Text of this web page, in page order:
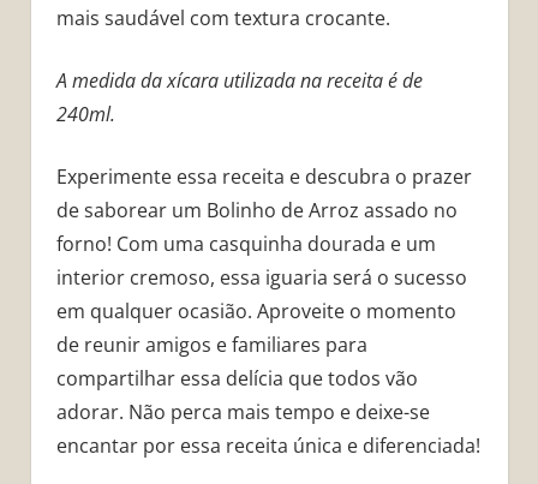
mais saudável com textura crocante.
A medida da xícara utilizada na receita é de
240ml.
Experimente essa receita e descubra o prazer
de saborear um Bolinho de Arroz assado no
forno! Com uma casquinha dourada e um
interior cremoso, essa iguaria será o sucesso
em qualquer ocasião. Aproveite o momento
de reunir amigos e familiares para
compartilhar essa delícia que todos vão
adorar. Não perca mais tempo e deixe-se
encantar por essa receita única e diferenciada!